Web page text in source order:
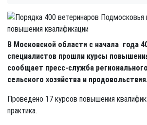
В Московской области с начала года
специалистов прошли курсы
сообщает пресс-служба
сельского хозяйства и
Проведено 17 курсов повышения
практика.